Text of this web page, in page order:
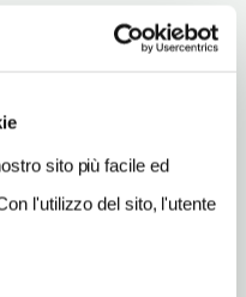
sito più facile ed
l'utilizzo del sito, l'utente